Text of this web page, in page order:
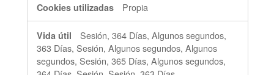
Propia
Sesión, 364 Días, Algunos segundos,
363 Días, Sesión, Algunos segundos, Algunos
segundos, Sesión, 365 Días, Algunos segundos,